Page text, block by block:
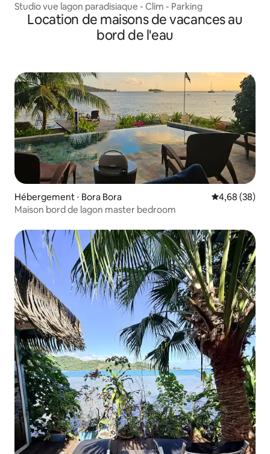
Studio vue lagon paradisiaque - Clim - Parking
Location de maisons de vacances au
bord de l'eau
Hébergement ⋅ Bora Bora Évaluation
4,68 (38)
Maison bord de lagon master bedroom